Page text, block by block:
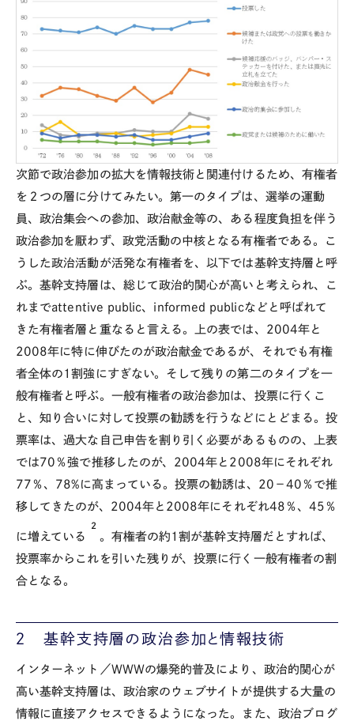
次節で政治参加の拡大を情報技術と関連付けるため、有権者
を２つの層に分けてみたい。第一のタイプは、選挙の運動
員、政治集会への参加、政治献金等の、ある程度負担を伴う
政治参加を厭わず、政党活動の中核となる有権者である。こ
うした政治活動が活発な有権者を、以下では基幹支持層と呼
ぶ。基幹支持層は、総じて政治的関心が高いと考えられ、こ
れまでattentive public、informed publicなどと呼ばれて
きた有権者層と重なると言える。上の表では、2004年と
2008年に特に伸びたのが政治献金であるが、それでも有権
者全体の1割強にすぎない。そして残りの第二のタイプを一
般有権者と呼ぶ。一般有権者の政治参加は、投票に行くこ
と、知り合いに対して投票の勧誘を行うなどにとどまる。投
票率は、過大な自己申告を割り引く必要があるものの、上表
では70％強で推移したのが、2004年と2008年にそれぞれ
77％、78%に高まっている。投票の勧誘は、20－40％で推
移してきたのが、2004年と2008年にそれぞれ48％、45％
に増えている
2
。有権者の約1割が基幹支持層だとすれば、
投票率からこれを引いた残りが、投票に行く一般有権者の割
合となる。
２ 基幹支持層の政治参加と情報技術
インターネット／WWWの爆発的普及により、政治的関心が
高い基幹支持層は、政治家のウェブサイトが提供する大量の
情報に直接アクセスできるようになった。また、政治ブログ